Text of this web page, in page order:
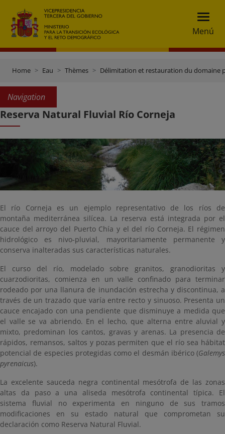
Menú
Home Eau Thèmes Délimitation et restauration du domaine
Navigation
Reserva Natural Fluvial Río Corneja
El río Corneja es un ejemplo representativo de los ríos de
montaña mediterránea silícea. La reserva está integrada por el
cauce del arroyo del Puerto Chía y el del río Corneja. El régimen
hidrológico es nivo-pluvial, mayoritariamente permanente y
conserva inalteradas sus características naturales.
El curso del río, modelado sobre granitos, granodioritas y
cuarzodioritas, comienza en un valle confinado para terminar
rodeado por una llanura de inundación estrecha y discontinua, a
través de un trazado que varía entre recto y sinuoso. Presenta un
cauce encajado con una pendiente que disminuye a medida que
el valle se va abriendo. En el lecho, que alterna entre aluvial y
mixto, predominan los cantos, gravas y arenas. La presencia de
rápidos, remansos, saltos y pozas permiten que el río sea hábitat
potencial de especies protegidas como el desmán ibérico (Galemys
pyrenaicus).
La excelente sauceda negra continental mesótrofa de las zonas
altas da paso a una aliseda mesótrofa continental típica. El
sistema fluvial no experimenta en ninguno de sus tramos
modificaciones en su estado natural que comprometan su
declaración como Reserva Natural Fluvial.